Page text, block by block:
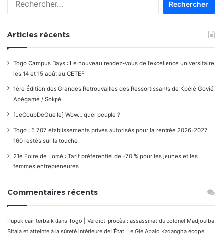
Articles récents
Togo Campus Days : Le nouveau rendez-vous de l’excellence universitaire
les 14 et 15 août au CETEF
1ère Édition des Grandes Retrouvailles des Ressortissants de Kpélé Govié
Apégamé / Sokpé
[LeCoupDeGuelle] Wow… quel peuple ?
Togo : 5 707 établissements privés autorisés pour la rentrée 2026-2027,
160 restés sur la touche
21e Foire de Lomé : Tarif préférentiel de -70 % pour les jeunes et les
femmes entrepreneures
Commentaires récents
Pupuk cair terbaik dans Togo | Verdict-procès : assassinat du colonel Madjoulba
Bitala et atteinte à la sûreté intérieure de l’État. Le Gle Abalo Kadangha écope